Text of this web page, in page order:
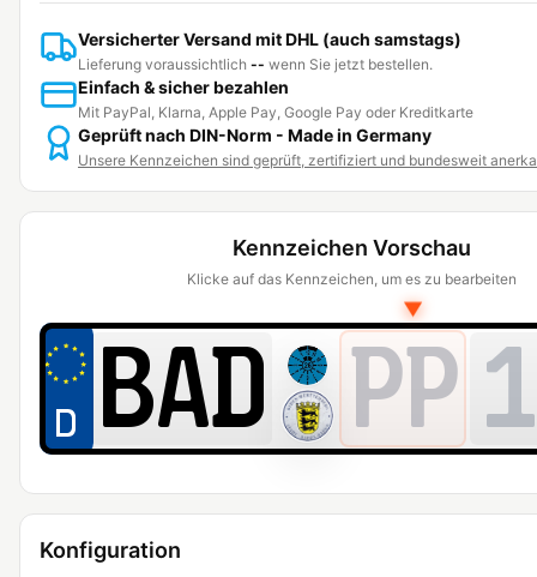
Versicherter Versand mit DHL (auch samstags)
Lieferung voraussichtlich -- wenn Sie jetzt bestellen.
Einfach & sicher bezahlen
Mit PayPal, Klarna, Apple Pay, Google Pay oder Kreditkarte
Geprüft nach DIN-Norm - Made in Germany
Unsere Kennzeichen sind geprüft, zertifiziert und bundesweit
Konfiguration
Kennzeichen Vorschau
Klicke auf das Kennzeichen, um es zu bearbeiten
▼
PP